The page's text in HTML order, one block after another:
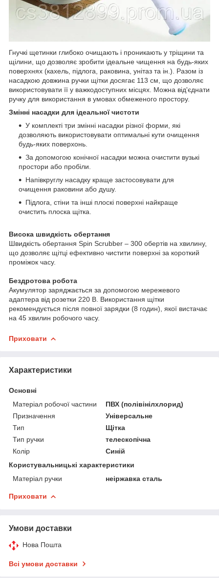
Гнучкі щетинки глибоко очищають і проникають у тріщини та
щілини, що дозволяє зробити ідеальне чищення на будь-яких
поверхнях (кахель, підлога, раковина, унітаз та ін.). Разом із
насадкою довжина ручки щітки досягає 113 см, що дозволяє
використовувати її у важкодоступних місцях. Можна від'єднати
ручку для використання в умовах обмеженого простору.
Змінні насадки для ідеальної чистоти
У комплекті три змінні насадки різної форми, які
дозволяють використовувати оптимальні кути очищення
будь-яких поверхонь.
За допомогою конічної насадки можна очистити вузькі
простори або пробіли.
Напівкруглу насадку краще застосовувати для
очищення раковини або душу.
Підлога, стіни та інші плоскі поверхні найкраще
очистить плоска щітка.
Висока швидкість обертання
Швидкість обертання Spin Scrubber – 300 обертів на хвилину,
що дозволяє щітці ефективно чистити поверхні за короткий
проміжок часу.
Бездротова робота
Акумулятор заряджається за допомогою мережевого
адаптера від розетки 220 В. Використання щітки
рекомендується після повної зарядки (8 годин), якої вистачає
на 45 хвилин робочого часу.
Приховати
Характеристики
Основні
Матеріал робочої частини
ПВХ (полівінілхлорид)
Призначення
Універсальне
Тип
Щітка
Тип ручки
телескопічна
Колір
Синій
Користувальницькі характеристики
Матеріал ручки
неіржавка сталь
Приховати
Умови доставки
Нова Пошта
Всі умови доставки